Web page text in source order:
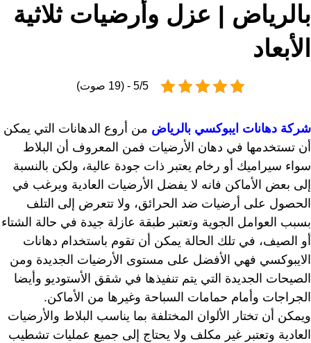
بالرياض | عزل وأرضيات ثلاثية
الأبعاد
5/5 - (19 صوت)
شركة دهانات ايبوكسي بالرياض من أروع الدهانات التي يمكن
أن تستخدمها في دهان الأرضيات فمن المعروف أن البلاط
سواء سيراميك أو رخام يعتبر ذات جودة عالية، ولكن بالنسبة
إلى بعض الأماكن فانه لا يفضل الأرضيات العادية ويرغب في
الحصول على أرضيات ضد الحرائق، ولا تتعرض إلى التلف
بسبب العوامل الجوية وتعتبر طبقة عازلة جيدة في حالة الشتاء
أو الصيف، في تلك الحالة يمكن أن تقوم باستخدام دهانات
الايبوكسي فهي الأفضل على مستوى الأرضيات الجديدة ومن
الصيحات الجديدة التي يتم تنفيذها في شقق الأستوديو وأيضا
الجراجات وأمام حمامات السباحة وغيرها من الأماكن.
ويمكن أن تختار الألوان المختلفة بما يناسب البلاط والأرضيات
العادية وتعتبر غير مكلف ولا يحتاج إلى جميع عمليات تشطيب